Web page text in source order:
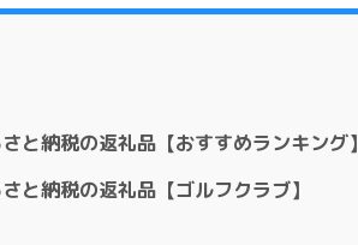
と納税の返礼品【おすすめランキング】
と納税の返礼品【ゴルフクラブ】